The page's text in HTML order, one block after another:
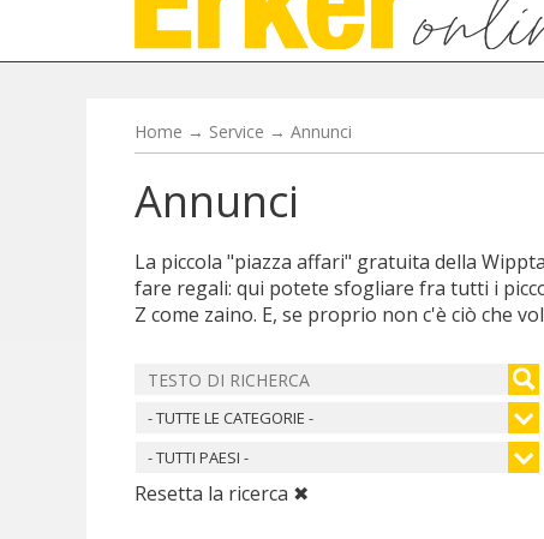
Home → Service → Annunci
Annunci
La piccola "piazza affari" gratuita della
fare regali: qui potete sfogliare fra tutti i
Z come zaino. E, se proprio non c'è ciò che
- TUTTE LE CATEGORIE -
- TUTTI PAESI -
Resetta la ricerca ✖